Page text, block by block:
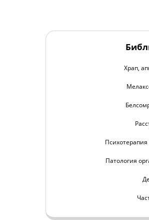
Храп,
Психотерапия
Патология